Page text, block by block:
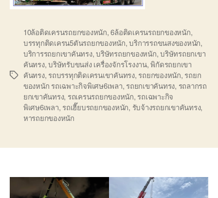
Tags
10ล้อติดเครนรถยกของหนัก,6ล้อติดเครนรถยกของหนัก,
บรรทุกติดเครน5ตันรถยกของหนัก,บริการรถขนสงของหนัก,
บริการรถยกเขาคันทรง,บริษัทรถยกของหนัก,บริษัทรถยกเขา
คันทรง,บริษัทรับขนส่ง เครื่องจักรโรงงาน,พิกัดรถยกเขา
คันทรง, รถบรรทุกติดเครนเขาคันทรง, รถยกของหนัก, รถยก
ของหนัก รถเฉพาะกิจพิเศษ6เพลา, รถยกเขาคันทรง, รถลากรถ
ยกเขาคันทรง, รถเครนรถยกของหนัก, รถเฉพาะกิจ
พิเศษ6เพลา, รถเฮี๊ยบรถยกของหนัก, รับจ้างรถยกเขาคันทรง,
หารถยกของหนัก